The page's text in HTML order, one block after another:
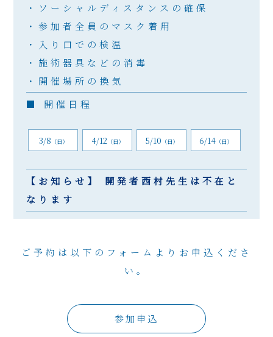
・ソーシャルディスタンスの確保
・参加者全員のマスク着用
・入り口での検温
・施術器具などの消毒
・開催場所の換気
■ 開催日程
3/8 （日） 4/12 （日） 5/10 （日） 6/14 （日）
【お知らせ】 開発者西村先生は不在と
なります
ご予約は以下のフォームよりお申込くださ
い。
参加申込